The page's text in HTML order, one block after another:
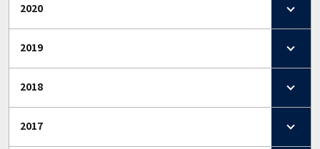
2020
2019
2018
2017